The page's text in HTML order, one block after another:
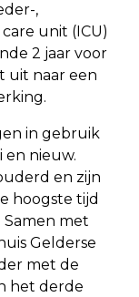
,
unit (ICU)
2 jaar voor
uit naar een
in gebruik
en nieuw.
en zijn
hoogste tijd
met
Gelderse
met de
het derde